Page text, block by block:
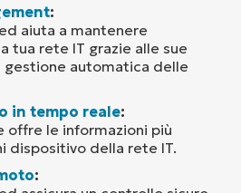
:
aiuta a mantenere
tua rete IT grazie alle sue
gestione automatica delle
in tempo reale:
offre le informazioni più
dispositivo della rete IT.
: